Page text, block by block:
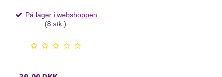
På lager i webshoppen
(8 stk.)